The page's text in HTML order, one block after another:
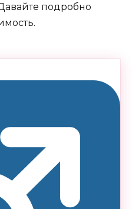
подробно